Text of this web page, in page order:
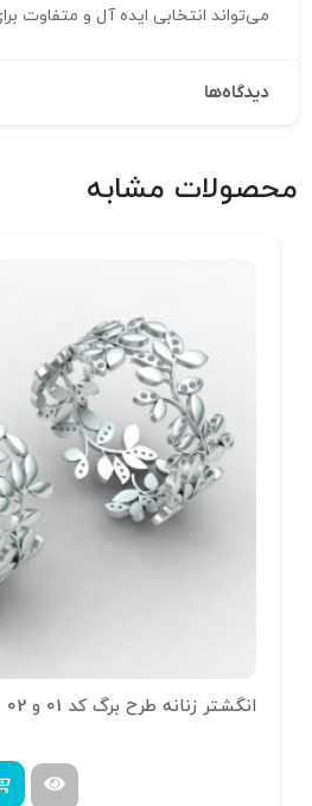
می‌تواند انتخابی ایده‌ آل و متفاوت
دیدگاه‌ها
محصولات مشابه
انگشتر زنانه طرح برگ کد 01 و 02